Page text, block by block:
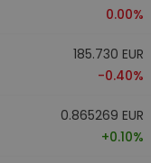
0.00%
185.730 EUR
-0.40%
0.865269 EUR
+0.10%